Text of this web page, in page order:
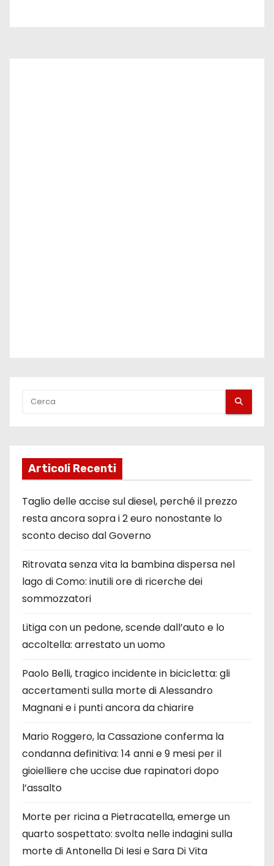
Articoli Recenti
Taglio delle accise sul diesel, perché il prezzo
resta ancora sopra i 2 euro nonostante lo
sconto deciso dal Governo
Ritrovata senza vita la bambina dispersa nel
lago di Como: inutili ore di ricerche dei
sommozzatori
Litiga con un pedone, scende dall’auto e lo
accoltella: arrestato un uomo
Paolo Belli, tragico incidente in bicicletta: gli
accertamenti sulla morte di Alessandro
Magnani e i punti ancora da chiarire
Mario Roggero, la Cassazione conferma la
condanna definitiva: 14 anni e 9 mesi per il
gioielliere che uccise due rapinatori dopo
l’assalto
Morte per ricina a Pietracatella, emerge un
quarto sospettato: svolta nelle indagini sulla
morte di Antonella Di Iesi e Sara Di Vita